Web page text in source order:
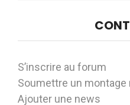
S’inscrire au forum
Soumettre un montage
Ajouter une news